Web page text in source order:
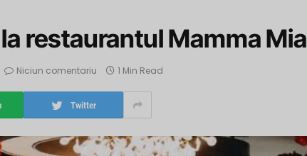
restaurantul Mamma Mia
Niciun comentariu 1 Min Read
Twitter